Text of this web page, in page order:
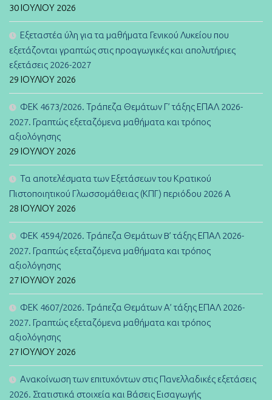
30 ΙΟΥΛΊΟΥ 2026
Εξεταστέα ύλη για τα μαθήματα Γενικού Λυκείου που
εξετάζονται γραπτώς στις προαγωγικές και απολυτήριες
εξετάσεις 2026-2027
29 ΙΟΥΛΊΟΥ 2026
ΦΕΚ 4673/2026. Τράπεζα Θεμάτων Γ’ τάξης ΕΠΑΛ 2026-
2027. Γραπτώς εξεταζόμενα μαθήματα και τρόπος
αξιολόγησης
29 ΙΟΥΛΊΟΥ 2026
Τα αποτελέσματα των Εξετάσεων του Κρατικού
Πιστοποιητικού Γλωσσομάθειας (ΚΠΓ) περιόδου 2026 Α
28 ΙΟΥΛΊΟΥ 2026
ΦΕΚ 4594/2026. Τράπεζα Θεμάτων B’ τάξης ΕΠΑΛ 2026-
2027. Γραπτώς εξεταζόμενα μαθήματα και τρόπος
αξιολόγησης
27 ΙΟΥΛΊΟΥ 2026
ΦΕΚ 4607/2026. Τράπεζα Θεμάτων Α’ τάξης ΕΠΑΛ 2026-
2027. Γραπτώς εξεταζόμενα μαθήματα και τρόπος
αξιολόγησης
27 ΙΟΥΛΊΟΥ 2026
Ανακοίνωση των επιτυχόντων στις Πανελλαδικές εξετάσεις
2026. Στατιστικά στοιχεία και Βάσεις Εισαγωγής